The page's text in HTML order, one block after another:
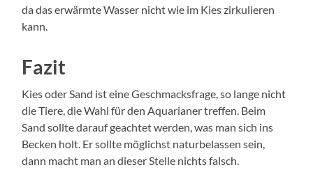
da das erwärmte Wasser nicht wie im Kies zirkulieren
kann.
Fazit
Kies oder Sand ist eine Geschmacksfrage, so lange nicht
die Tiere, die Wahl für den Aquarianer treffen. Beim
Sand sollte darauf geachtet werden, was man sich ins
Becken holt. Er sollte möglichst naturbelassen sein,
dann macht man an dieser Stelle nichts falsch.